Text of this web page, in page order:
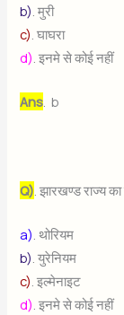
b) . मुरी
c) . घाघरा
d) . इनमे से कोई नहीं
Ans. b
Q) . झारखण्ड राज्य
a). थोरियम
b). युरेनियम
c). इल्मेनाइट
d). इनमे से कोई नहीं